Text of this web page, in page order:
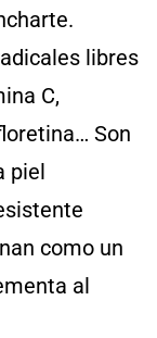
libres
C,
Son
piel
como un
al